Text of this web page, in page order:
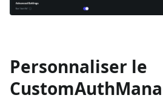
Personnaliser le